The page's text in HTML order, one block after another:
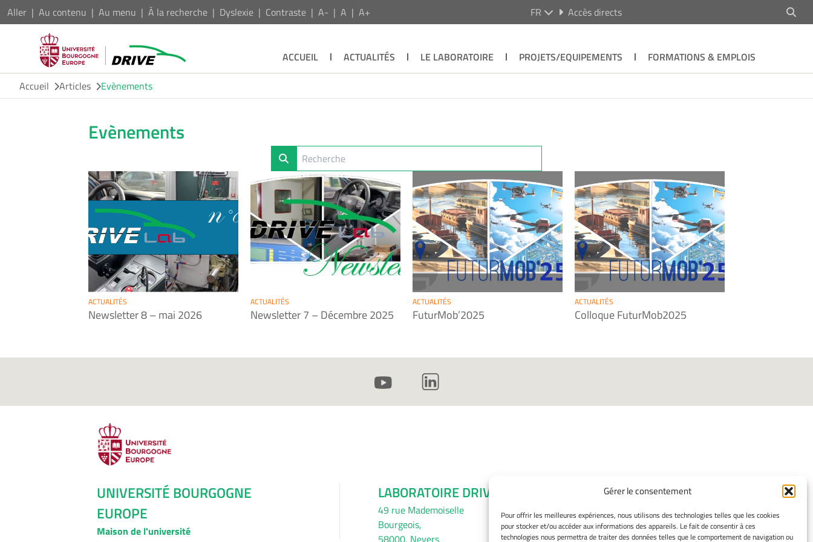
Gérer le consentement
Pour offrir les meilleures expériences, nous utilisons des technologies telles que les cookies
pour stocker et/ou accéder aux informations des appareils. Le fait de consentir à ces
technologies nous permettra de traiter des données telles que le comportement de navigation ou
Aller Au contenu Au menu À la recherche Dyslexie Contraste A- A A+ FR Accès directs
ACCUEIL ACTUALITÉS LE LABORATOIRE PROJETS/EQUIPEMENTS
FORMATIONS & EMPLOIS
Accueil
Articles Evènements
Evènements
ACTUALITÉS
Newsletter 8 – mai 2026
ACTUALITÉS
Newsletter 7 – Décembre 2025
ACTUALITÉS
FuturMob’2025
ACTUALITÉS
Colloque FuturMob2025
UNIVERSITÉ BOURGOGNE
EUROPE
Maison de l'université
LABORATOIRE DRIVE
49 rue Mademoiselle
Bourgeois,
INFORMATIONS
LÉGALES
Mentions légales